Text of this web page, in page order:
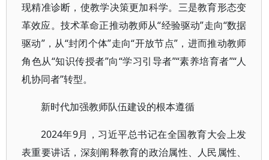
现精准诊断，使教学决策更加科学。三是教育形态变
革效应。技术革命正推动教师从“经验驱动”走向“数据
驱动”，从“封闭个体”走向“开放节点”，进而推动教师
角色从“知识传授者”向“学习引导者”“素养培育者”“人
机协同者”转型。
新时代加强教师队伍建设的根本遵循
2024年9月，习近平总书记在全国教育大会上发
表重要讲话，深刻阐释教育的政治属性、人民属性、